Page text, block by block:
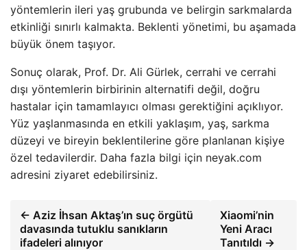
yöntemlerin ileri yaş grubunda ve belirgin sarkmalarda
etkinliği sınırlı kalmakta. Beklenti yönetimi, bu aşamada
büyük önem taşıyor.
Sonuç olarak, Prof. Dr. Ali Gürlek, cerrahi ve cerrahi
dışı yöntemlerin birbirinin alternatifi değil, doğru
hastalar için tamamlayıcı olması gerektiğini açıklıyor.
Yüz yaşlanmasında en etkili yaklaşım, yaş, sarkma
düzeyi ve bireyin beklentilerine göre planlanan kişiye
özel tedavilerdir. Daha fazla bilgi için neyak.com
adresini ziyaret edebilirsiniz.
← Aziz İhsan Aktaş’ın suç örgütü
davasında tutuklu sanıkların
ifadeleri alınıyor
Xiaomi’nin
Yeni Aracı
Tanıtıldı →